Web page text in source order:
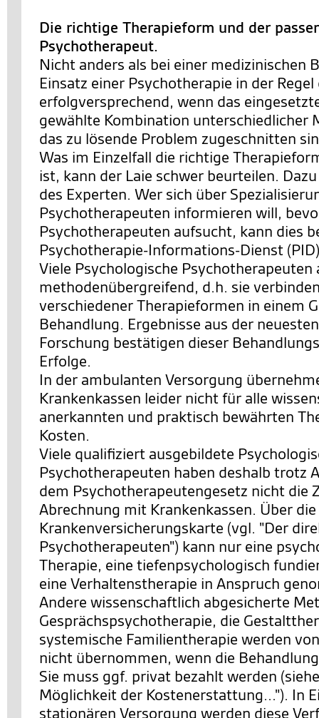
Die richtige Therapieform und der
Psychotherapeut.
Nicht anders als bei einer medizinischen
Einsatz einer Psychotherapie in der
erfolgversprechend, wenn das
gewählte Kombination unterschiedlicher
das zu lösende Problem zugeschnitten
Was im Einzelfall die richtige
ist, kann der Laie schwer beurteilen.
des Experten. Wer sich über
Psychotherapeuten informieren will,
Psychotherapeuten aufsucht, kann dies
Psychotherapie-Informations-Dienst
Viele Psychologische
methodenübergreifend, d.h. sie
verschiedener Therapieformen in einem
Behandlung. Ergebnisse aus der
Forschung bestätigen dieser
Erfolge.
In der ambulanten Versorgung
Krankenkassen leider nicht für alle
anerkannten und praktisch bewährten
Kosten.
Viele qualifiziert ausgebildete
Psychotherapeuten haben deshalb trotz
dem Psychotherapeutengesetz nicht die
Abrechnung mit Krankenkassen. Über die
Krankenversicherungskarte (vgl. "Der
Psychotherapeuten") kann nur eine
Therapie, eine tiefenpsychologisch
eine Verhaltenstherapie in Anspruch
Andere wissenschaftlich abgesicherte
Gesprächspsychotherapie, die
systemische Familientherapie werden
nicht übernommen, wenn die
Sie muss ggf. privat bezahlt werden
Möglichkeit der Kostenerstattung..."). In
stationären Versorgung werden diese